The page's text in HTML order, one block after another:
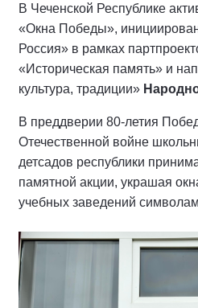
В Чеченской Республике
«Окна Победы»,
Россия» в рамках
«Историческая память» и
культура, традиции»
В преддверии 80-летия
Отечественной войне
детсадов республики
памятной акции, украшая
учебных заведений